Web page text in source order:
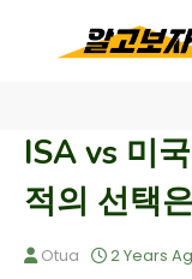
ISA vs 미
적의 선택
Otua 2 Years